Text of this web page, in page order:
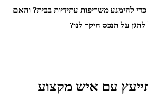
להימנע משריפות עתידיות בבית? והאם
על הנכס היקר לנו?
עם איש מקצוע